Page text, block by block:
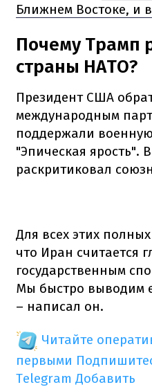
Ближнем Востоке, и
Почему Трамп
страны НАТО?
Президент США
международным
поддержали
"Эпическая ярость".
раскритиковал
Для всех этих
что Иран считается
государственным
Мы быстро выводим
– написал он.
Читайте
первыми
Telegram Добавить